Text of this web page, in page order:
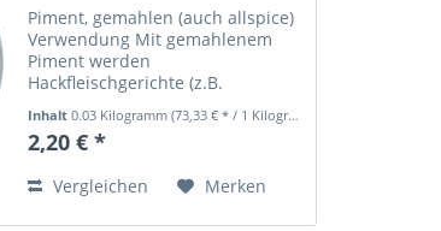
Piment, gemahlen (auch allspice)
Verwendung Mit gemahlenem
Piment werden
Hackfleischgerichte (z.B.
türkische Köfte), Leberkäse,
Fleischpastetenfüllungen,
auch dunkle Fleischsaucen...
Inhalt0.03 Kilogramm(73,33 € * / 1 Kilogramm)
2,20 € *
Vergleichen Merken